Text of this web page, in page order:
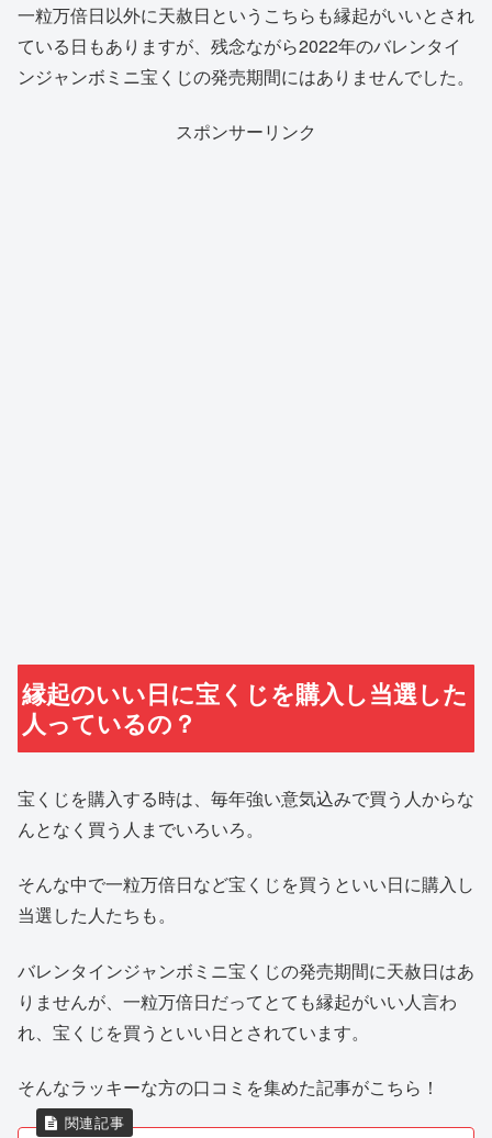
一粒万倍日以外に天赦日というこちらも縁起がいいとされ
ている日もありますが、残念ながら2022年のバレンタイ
ンジャンボミニ宝くじの発売期間にはありませんでした。
スポンサーリンク
縁起のいい日に宝くじを購入し当選した
人っているの？
宝くじを購入する時は、毎年強い意気込みで買う人からな
んとなく買う人までいろいろ。
そんな中で一粒万倍日など宝くじを買うといい日に購入し
当選した人たちも。
バレンタインジャンボミニ宝くじの発売期間に天赦日はあ
りませんが、一粒万倍日だってとても縁起がいい人言わ
れ、宝くじを買うといい日とされています。
そんなラッキーな方の口コミを集めた記事がこちら！